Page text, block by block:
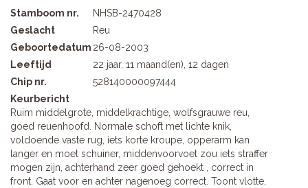
Stamboom nr.
NHSB-2470428
Geslacht
Reu
Geboortedatum 26-08-2003
Leeftijd
22 jaar, 11 maand(en), 12 dagen
Chip nr.
528140000097444
Keurbericht
Ruim middelgrote, middelkrachtige, wolfsgrauwe reu,
goed reuenhoofd. Normale schoft met lichte knik,
voldoende vaste rug, iets korte kroupe, opperarm kan
langer en moet schuiner, middenvoorvoet zou iets straffer
mogen zijn, achterhand zeer goed gehoekt , correct in
front. Gaat voor en achter nagenoeg correct. Toont vlotte,